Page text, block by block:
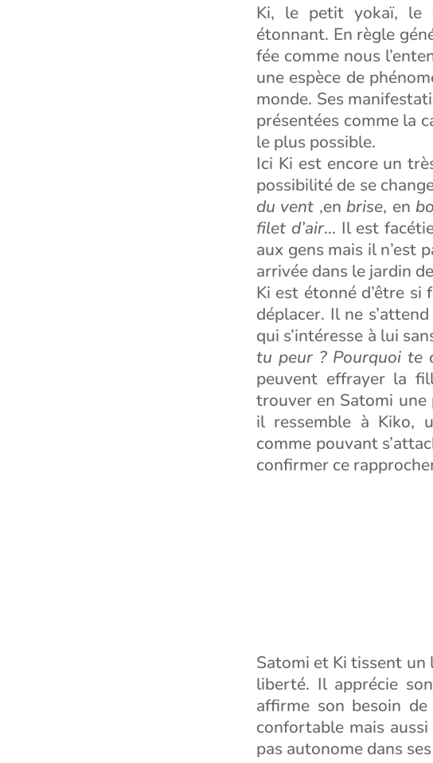
Ki, le petit yokaï, le
étonnant. En règle
fée comme nous
une espèce de
monde. Ses
présentées comme la
le plus possible.
Ici Ki est encore un
possibilité de se
du vent ,en brise, en
filet d’air… Il est
aux gens mais il n’est
arrivée dans le jardin
Ki est étonné d’être si
déplacer. Il ne
qui s’intéresse à lui
tu peur ? Pourquoi te
peuvent effrayer la
trouver en Satomi une
il ressemble à Kiko,
comme pouvant
confirmer ce
Satomi et Ki tissent
liberté. Il apprécie
affirme son besoin
confortable mais
pas autonome dans